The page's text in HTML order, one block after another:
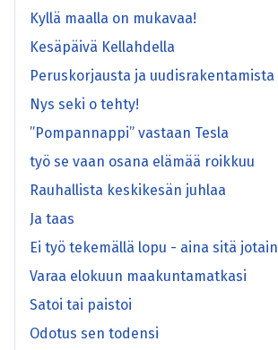
Kyllä maalla on mukavaa!
Kesäpäivä Kellahdella
Peruskorjausta ja uudisrakentamista
Nys seki o tehty!
”Pompannappi” vastaan Tesla
työ se vaan osana elämää roikkuu
Rauhallista keskikesän juhlaa
Ja taas
Ei työ tekemällä lopu - aina sitä jotain
Varaa elokuun maakuntamatkasi
Satoi tai paistoi
Odotus sen todensi